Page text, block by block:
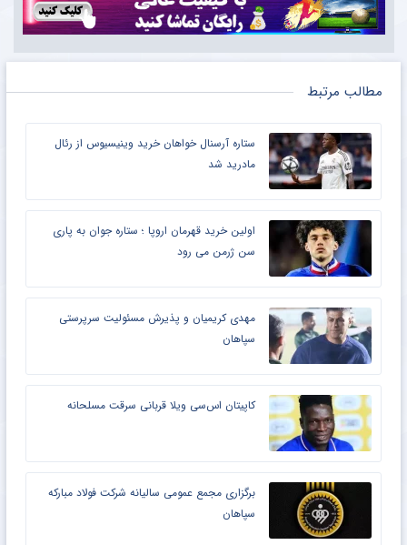
مطالب مرتبط
ستاره آرسنال خواهان خرید وینیسیوس از رئال
مادرید شد
اولین خرید قهرمان اروپا ؛ ستاره جوان به پاری
سن ژرمن می رود
مهدی کریمیان و پذیرش مسئولیت سرپرستی
سپاهان
کاپیتان اس‌سی ویلا قربانی سرقت مسلحانه
برگزاری مجمع عمومی سالیانه شرکت فولاد مبارکه
سپاهان